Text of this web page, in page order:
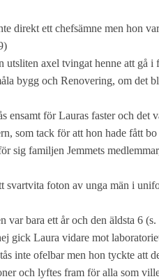
direkt ett chefsämne men hon
utsliten axel tvingat henne att gå
bygg och Renovering, om det
ensamt för Lauras faster och det
som tack för att hon hade fått
sig familjen Jemmets
svartvita foton av unga män i
var bara ett år och den äldsta 6 (s.
gick Laura vidare mot
inte ofelbar men hon tyckte att
och lyftes fram för alla som